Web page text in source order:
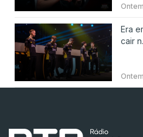
Ontem
Era
cair
Ontem